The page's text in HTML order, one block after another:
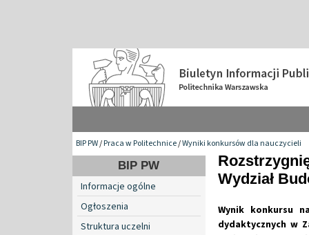
BIP PW/Praca w Politechnice/Wyniki konkursów dla nauczycieli
BIP PW
Informacje ogólne
Ogłoszenia
Struktura uczelni
Wydział
Wynik konkursu
dydaktycznych w